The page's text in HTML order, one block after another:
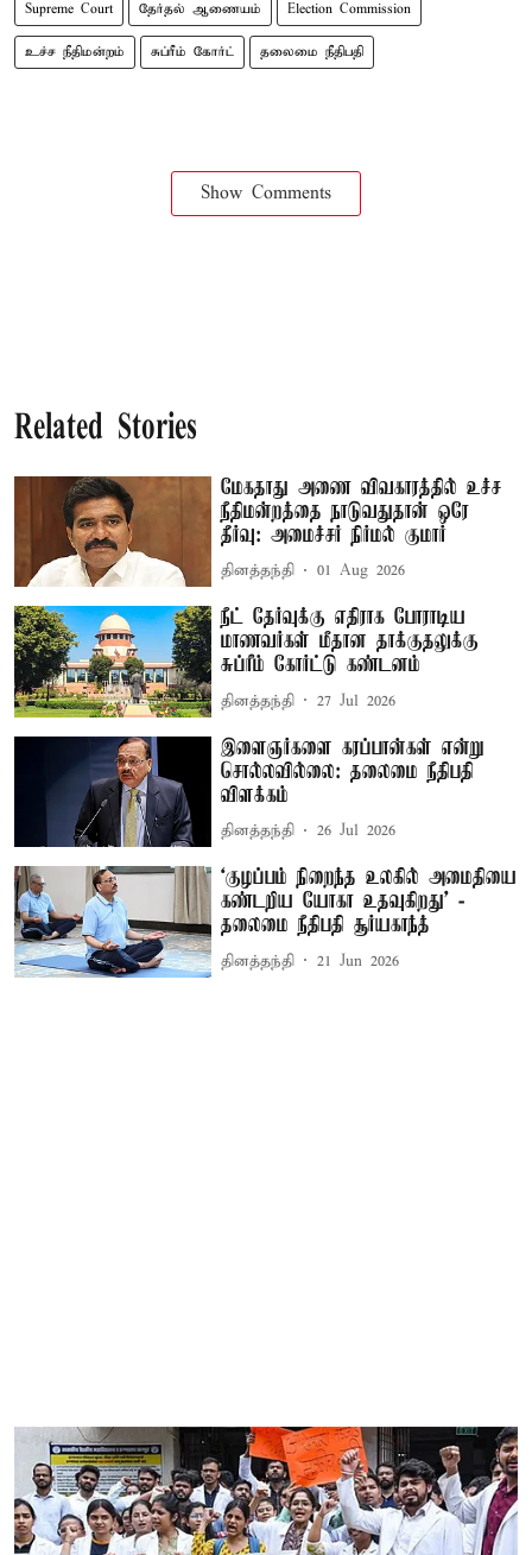
Supreme Court தேர்தல் ஆணையம் Election Commission
உச்ச நீதிமன்றம் சுப்ரீம் கோர்ட் தலைமை நீதிபதி
Show Comments
Related Stories
மேகதாது அணை விவகாரத்தில் உச்ச
நீதிமன்றத்தை நாடுவதுதான் ஒரே
தீர்வு: அமைச்சர் நிர்மல் குமார்
தினத்தந்தி 01 Aug 2026
நீட் தேர்வுக்கு எதிராக போராடிய
மாணவர்கள் மீதான தாக்குதலுக்கு
சுப்ரீம் கோர்ட்டு கண்டனம்
தினத்தந்தி 27 Jul 2026
இளைஞர்களை கரப்பான்கள் என்று
சொல்லவில்லை: தலைமை நீதிபதி
விளக்கம்
தினத்தந்தி 26 Jul 2026
‘குழப்பம் நிறைந்த உலகில் அமைதியை
கண்டறிய யோகா உதவுகிறது’ -
தலைமை நீதிபதி சூர்யகாந்த்
தினத்தந்தி 21 Jun 2026